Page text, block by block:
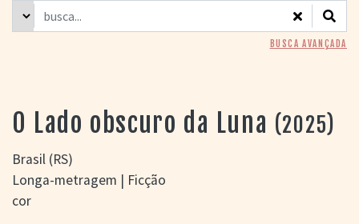
> GRADE SEMANAL
> PREÇOS E
PORTAL DO
CINEMA GAÚCHO
> BUSCA AVANÇADA
BUSCA AVANÇADA
O Lado obscuro da Luna (2025)
Brasil (RS)
Longa-metragem | Ficção
cor